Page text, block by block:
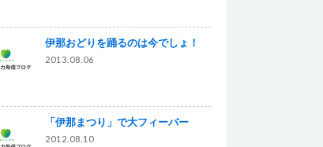
伊那おどりを踊るのは今でしょ！
2013.08.06
「伊那まつり」で大フィーバー
2012.08.10